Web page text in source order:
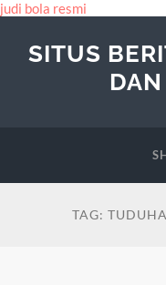
judi bola resmi
SITUS
TAG: